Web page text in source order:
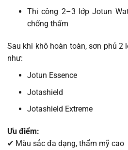
Thi công 2–3 lớp Jotun
chống thấm
Sau khi khô hoàn toàn, sơn phủ 2
như:
Jotun Essence
Jotashield
Jotashield Extreme
Ưu điểm:
✔ Màu sắc đa dạng, thẩm mỹ cao